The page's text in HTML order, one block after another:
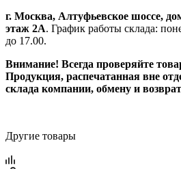
г. Москва, Алтуфьевское шоссе,
этаж 2А. График работы склада:
до 17.00.
Внимание! Всегда проверяйте
Продукция, распечатанная вне
склада компании, обмену и
Другие товары